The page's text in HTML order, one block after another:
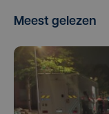
Meest gelezen